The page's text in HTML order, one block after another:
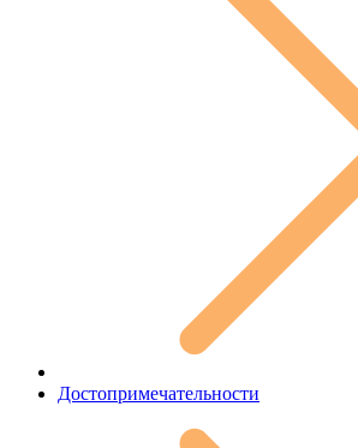
Достопримечательности